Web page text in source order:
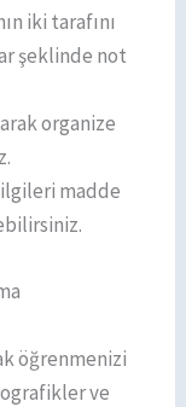
iki tarafını
şeklinde not
organize
madde
öğrenmenizi
ve